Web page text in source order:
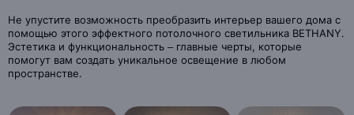
Не упустите возможность преобразить интерьер вашего дома с
помощью этого эффектного потолочного светильника BETHANY.
Эстетика и функциональность – главные черты, которые
помогут вам создать уникальное освещение в любом
пространстве.